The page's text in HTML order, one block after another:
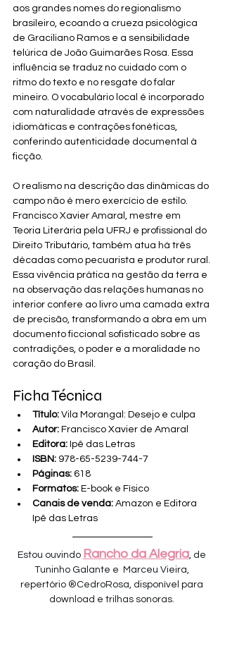
aos grandes nomes do regionalismo
brasileiro, ecoando a crueza psicológica
de Graciliano Ramos e a sensibilidade
telúrica de João Guimarães Rosa. Essa
influência se traduz no cuidado com o
ritmo do texto e no resgate do falar
mineiro. O vocabulário local é incorporado
com naturalidade através de expressões
idiomáticas e contrações fonéticas,
conferindo autenticidade documental à
ficção.
O realismo na descrição das dinâmicas do
campo não é mero exercício de estilo.
Francisco Xavier Amaral, mestre em
Teoria Literária pela UFRJ e profissional do
Direito Tributário, também atua há três
décadas como pecuarista e produtor rural.
Essa vivência prática na gestão da terra e
na observação das relações humanas no
interior confere ao livro uma camada extra
de precisão, transformando a obra em um
documento ficcional sofisticado sobre as
contradições, o poder e a moralidade no
coração do Brasil.
Ficha Técnica
Título: Vila Morangal: Desejo e culpa
Autor: Francisco Xavier de Amaral
Editora: Ipê das Letras
ISBN: 978-65-5239-744-7
Páginas: 618
Formatos: E-book e Físico
Canais de venda: Amazon e Editora
Ipê das Letras
Estou ouvindo Rancho da Alegria, de
Tuninho Galante e  Marceu Vieira,
repertório ®CedroRosa, disponível para
download e trilhas sonoras.